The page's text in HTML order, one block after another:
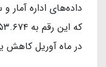
داده‌های اداره
در ماه آوریل کاهش